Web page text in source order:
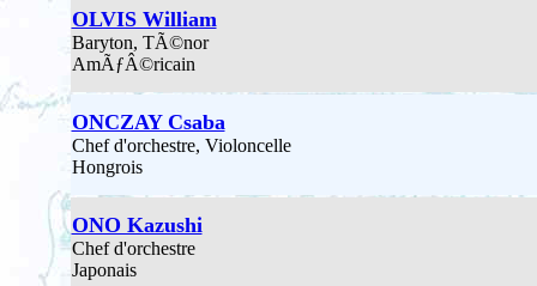
OLVIS William
Baryton, TÃ©nor
AmÃƒÂ©ricain
ONCZAY Csaba
Chef d'orchestre, Violoncelle
Hongrois
ONO Kazushi
Chef d'orchestre
Japonais